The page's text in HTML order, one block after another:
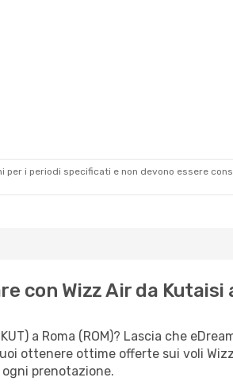
i periodi specificati e non devono essere
con Wizz Air da Kutaisi
a Roma (ROM)? Lascia che
ottenere ottime offerte sui voli
prenotazione.